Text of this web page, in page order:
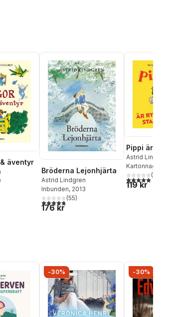
äventyr
Totalt antal röster:
Bröderna Lejonhjärta
Astrid Lindgren
Inbunden, 2013
4,8utav 5 stjärnor. Totalt antal röster:
(55)
176 kr
Pippi är
Astrid Lindgren
Kartonnage
5,0utav 5(
119 kr
-30% -30%